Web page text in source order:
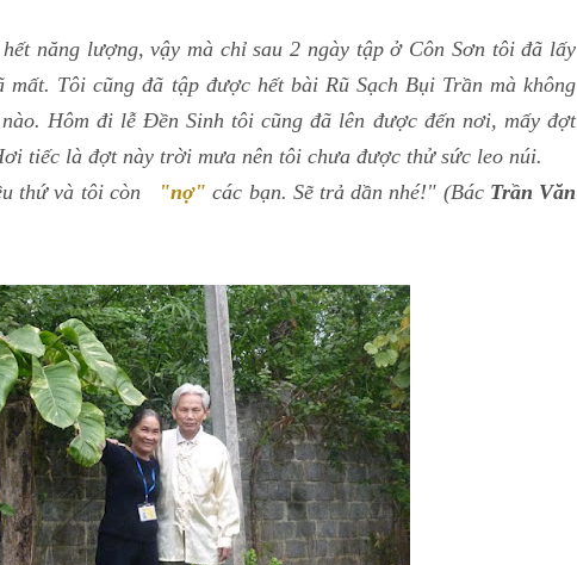
năng lượng, vậy mà chỉ sau 2 ngày tập ở Côn Sơn tôi đã lấy
Tôi cũng đã tập được hết bài Rũ Sạch Bụi Trần mà không
Hôm đi lễ Đền Sinh tôi cũng đã lên được đến nơi, mấy đợt
tiếc là đợt này trời mưa nên tôi chưa được thử sức leo núi.
thứ và tôi còn
"nợ" các bạn. Sẽ trả dần nhé!" (Bác Trần Văn